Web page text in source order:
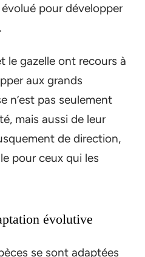
pour développer
le gazelle ont recours à
aux grands
n’est pas seulement
mais aussi de leur
de direction,
pour ceux qui les
évolutive
se sont adaptées